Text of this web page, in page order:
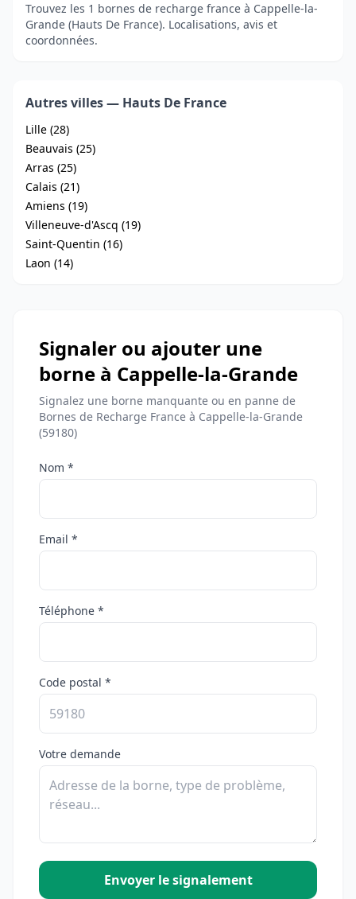
Trouvez les 1 bornes de recharge france à Cappelle-la-
Grande (Hauts De France). Localisations, avis et
coordonnées.
Autres villes — Hauts De France
Lille (28)
Beauvais (25)
Arras (25)
Calais (21)
Amiens (19)
Villeneuve-d'Ascq (19)
Saint-Quentin (16)
Laon (14)
Signaler ou ajouter une
borne à Cappelle-la-Grande
Signalez une borne manquante ou en panne de
Bornes de Recharge France à Cappelle-la-Grande
(59180)
Nom *
Email *
Téléphone *
Code postal *
Votre demande
Envoyer le signalement